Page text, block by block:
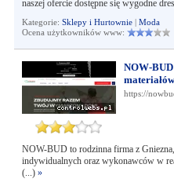
naszej ofercie dostępne się wygodne
Kategorie: Sklepy i Hurtownie| Moda
Ocena użytkowników www:
NOW-BUD
https://
NOW-BUD to rodzinna firma z
indywidualnych oraz wykonawców w
(...) »